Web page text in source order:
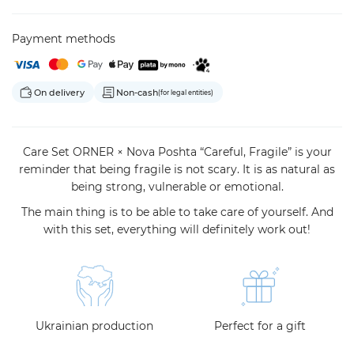
Payment methods
On delivery Non-cash(for legal entities)
Care Set ORNER × Nova Poshta “Careful, Fragile” is your
reminder that being fragile is not scary. It is as natural as
being strong, vulnerable or emotional.
The main thing is to be able to take care of yourself. And
with this set, everything will definitely work out!
Ukrainian production Perfect for a gift